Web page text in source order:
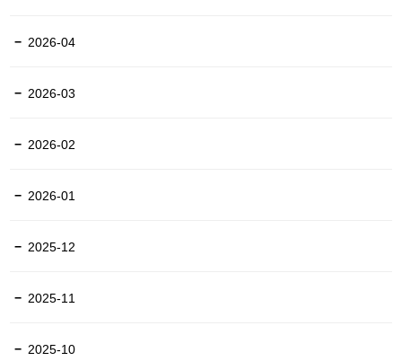
2026-04
2026-03
2026-02
2026-01
2025-12
2025-11
2025-10